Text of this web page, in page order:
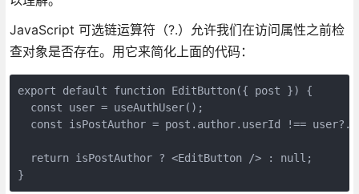
JavaScript 可选链运算符（?.）允许我们在访问属性之前检
查对象是否存在。用它来简化上面的代码：
export default function EditButton({ post }) {
  const user = useAuthUser();
const isPostAuthor = post.author.userId !==
  return isPostAuthor ? <EditButton /> : null;
}